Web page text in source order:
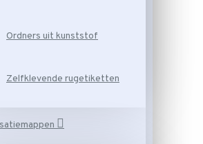
Ordners uit kunststof
Zelfklevende rugetiketten